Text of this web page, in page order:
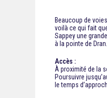
Beaucoup de
voilà ce qui fait
Sappey une
à la pointe de
Accès :
À proximité de la
Poursuivre
le temps